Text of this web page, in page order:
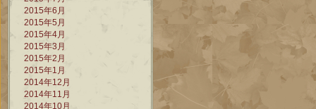
2015年6月
2015年5月
2015年4月
2015年3月
2015年2月
2015年1月
2014年12月
2014年11月
2014年10月